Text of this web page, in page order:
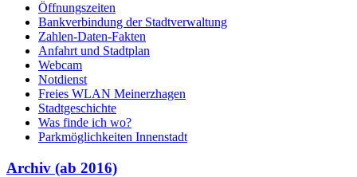
Öffnungszeiten
Bankverbindung der Stadtverwaltung
Zahlen-Daten-Fakten
Anfahrt und Stadtplan
Webcam
Notdienst
Freies WLAN Meinerzhagen
Stadtgeschichte
Was finde ich wo?
Parkmöglichkeiten Innenstadt
Archiv (ab 2016)